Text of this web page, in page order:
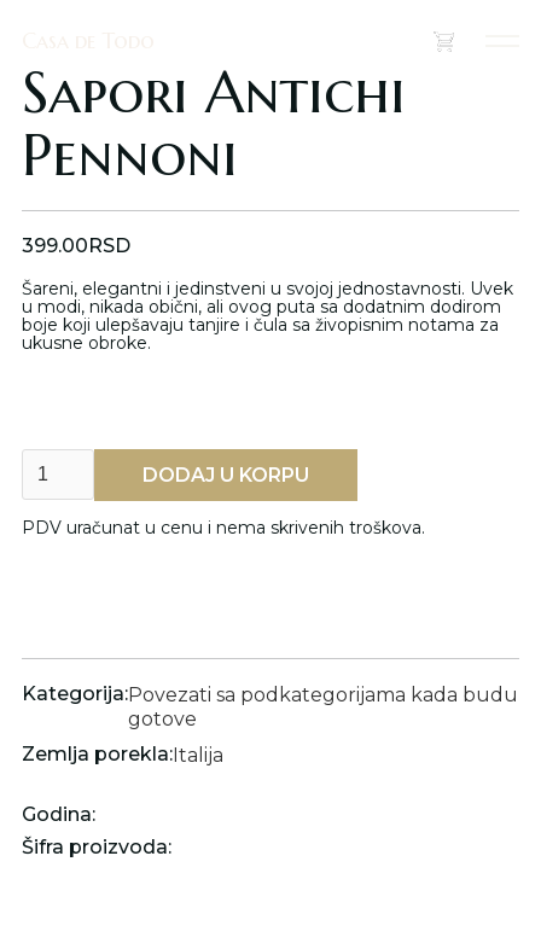
Sapori Antichi
Pennoni
399.00RSD
Šareni, elegantni i jedinstveni u svojoj jednostavnosti. Uvek
u modi, nikada obični, ali ovog puta sa dodatnim dodirom
boje koji ulepšavaju tanjire i čula sa živopisnim notama za
ukusne obroke.
PDV uračunat u cenu i nema skrivenih troškova.
Kategorija:Povezati sa podkategorijama kada budu
gotove
Zemlja porekla:Italija
Godina:
Šifra proizvoda: